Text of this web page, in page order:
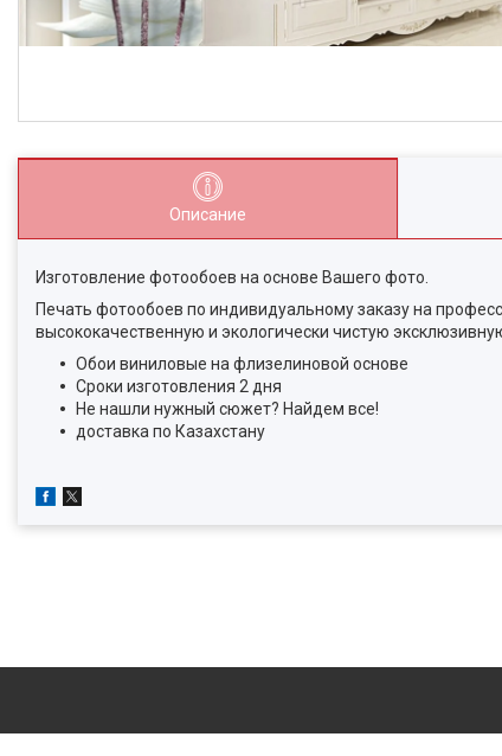
Описание
Изготовление фотообоев на основе Вашего фото.
Печать фотообоев по индивидуальному заказу на
высококачественную и экологически чистую
Обои виниловые на флизелиновой основе
Сроки изготовления 2 дня
Не нашли нужный сюжет? Найдем все!
доставка по Казахстану